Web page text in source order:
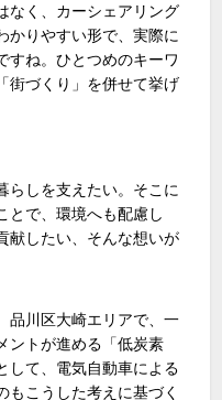
なく、カーシェアリング
かりやすい形で、実際に
すね。ひとつめのキーワ
街づくり」を併せて挙げ
らしを支えたい。そこに
とで、環境へも配慮し
献したい、そんな想いが
品川区大崎エリアで、一
トが進める「低炭素
して、電気自動車による
もこうした考えに基づく